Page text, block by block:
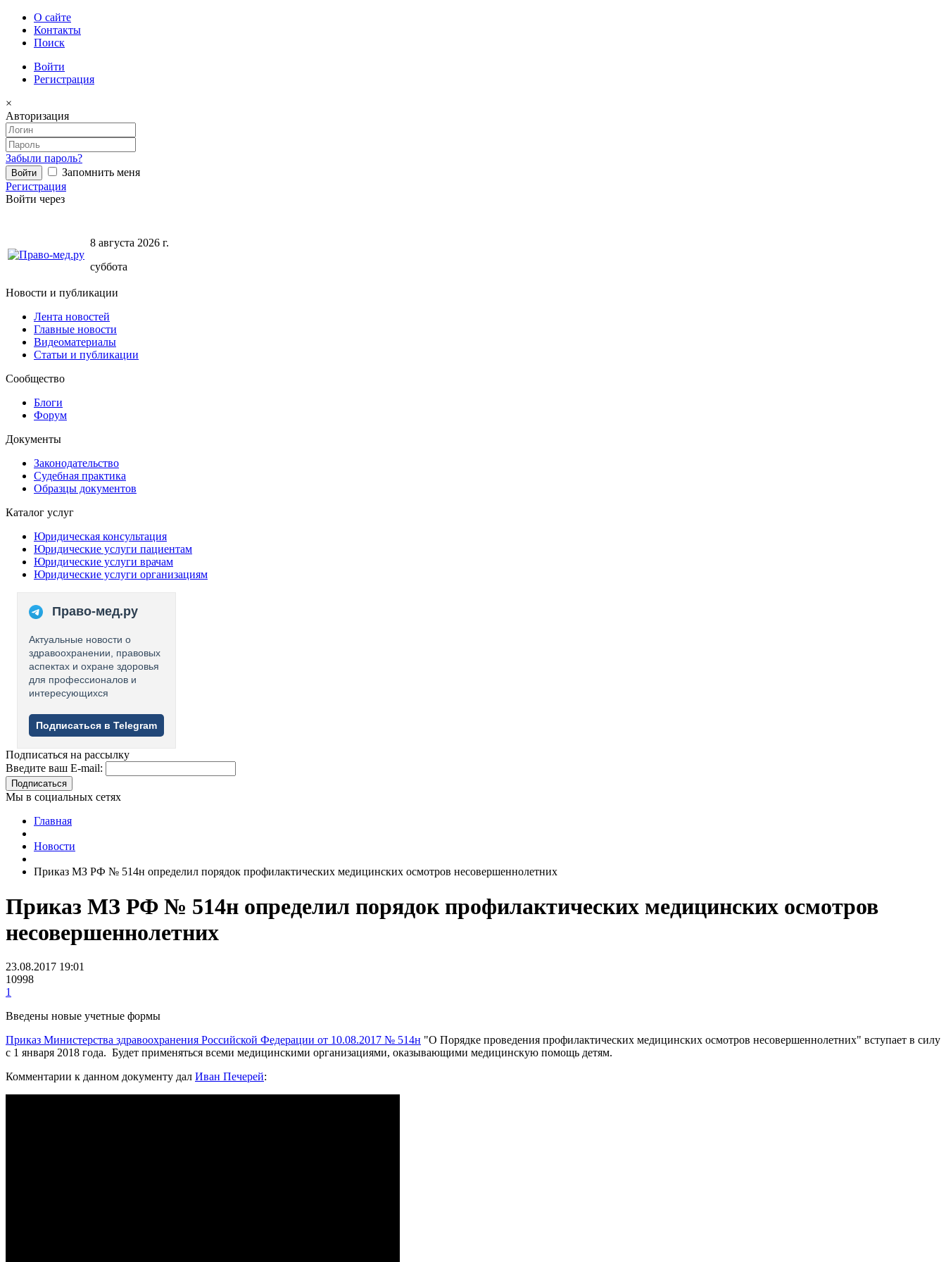
О сайте
Контакты
Поиск
Войти
Регистрация
×
Авторизация
Забыли пароль?
Запомнить меня
Регистрация
Войти через
8 августа 2026 г.
суббота
Новости и публикации
Лента новостей
Главные новости
Видеоматериалы
Статьи и публикации
Сообщество
Блоги
Форум
Документы
Законодательство
Судебная практика
Образцы документов
Каталог услуг
Юридическая консультация
Юридические услуги пациентам
Юридические услуги врачам
Юридические услуги организациям
Право-мед.ру
Актуальные новости о
здравоохранении, правовых
аспектах и охране здоровья
для профессионалов и
интересующихся
Подписаться в Telegram
Подписаться на рассылку
Введите ваш E-mail:
Подписаться
Мы в социальных сетях
Главная
Новости
Приказ МЗ РФ № 514н определил порядок профилактических медицинских осмотров несовершеннолетних
Приказ МЗ РФ № 514н определил порядок профилактических медицинских осмотров
несовершеннолетних
23.08.2017 19:01
10998
1
Введены новые учетные формы
Приказ Министерства здравоохранения Российской Федерации от 10.08.2017 № 514н "О Порядке проведения профилактических медицинских осмотров несовершеннолетних" вступает в силу
с 1 января 2018 года. Будет применяться всеми медицинскими организациями, оказывающими медицинскую помощь детям.
Комментарии к данном документу дал Иван Печерей: